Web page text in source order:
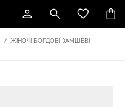
/ ЖІНОЧІ БОРДОВІ ЗАМШЕВІ